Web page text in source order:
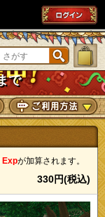
プ
で
Expが加算されます。
330円(税込)